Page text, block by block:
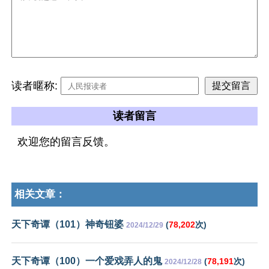
读者暱称:
读者留言
欢迎您的留言反馈。
相关文章：
天下奇谭（101）神奇钮婆 2024/12/29 (78,202次)
天下奇谭（100）一个爱戏弄人的鬼 2024/12/28 (78,191次)